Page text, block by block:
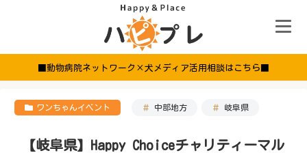
■動物病院ネットワーク×犬メディア活用相談はこちら■
ワンちゃんイベント 中部地方 岐阜県
【岐阜県】Happy Choiceチャリティーマル